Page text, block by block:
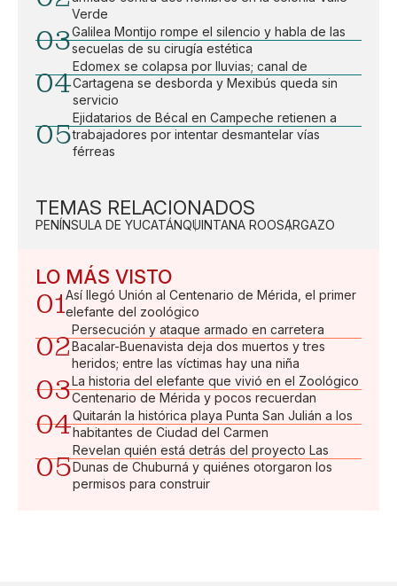
Verde
03Galilea Montijo rompe el silencio y habla de las
secuelas de su cirugía estética
04
Edomex se colapsa por lluvias; canal de
Cartagena se desborda y Mexibús queda sin
servicio
05
Ejidatarios de Bécal en Campeche retienen a
trabajadores por intentar desmantelar vías
férreas
TEMAS RELACIONADOS
PENÍNSULA DE YUCATÁNQUINTANA ROOSARGAZO
LO MÁS VISTO
01Así llegó Unión al Centenario de Mérida, el primer
elefante del zoológico
02
Persecución y ataque armado en carretera
Bacalar-Buenavista deja dos muertos y tres
heridos; entre las víctimas hay una niña
03La historia del elefante que vivió en el Zoológico
Centenario de Mérida y pocos recuerdan
04Quitarán la histórica playa Punta San Julián a los
habitantes de Ciudad del Carmen
05
Revelan quién está detrás del proyecto Las
Dunas de Chuburná y quiénes otorgaron los
permisos para construir